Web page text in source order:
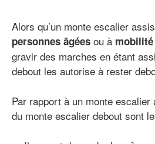
Alors qu’un monte escalier
personnes âgées ou à mobilité
gravir des marches en étant
debout les autorise à rester
Par rapport à un monte
du monte escalier debout sont